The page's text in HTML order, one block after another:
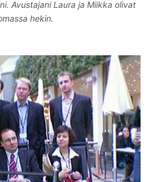
Avustajani Laura ja Miikka olivat
hekin.